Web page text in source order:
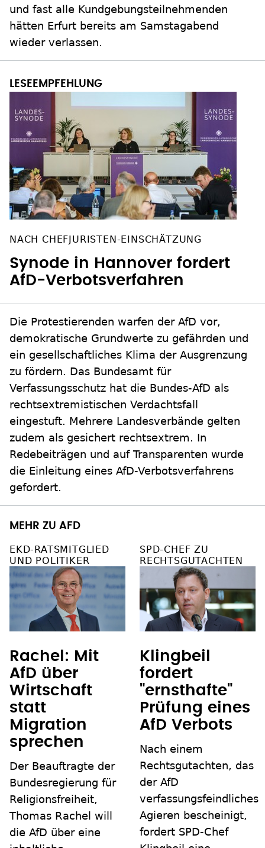
und fast alle Kundgebungsteilnehmenden
hätten Erfurt bereits am Samstagabend
wieder verlassen.
NACH CHEFJURISTEN-EINSCHÄTZUNG
Synode in Hannover fordert
AfD-Verbotsverfahren
Die Protestierenden warfen der AfD vor,
demokratische Grundwerte zu gefährden und
ein gesellschaftliches Klima der Ausgrenzung
zu fördern. Das Bundesamt für
Verfassungsschutz hat die Bundes-AfD als
rechtsextremistischen Verdachtsfall
eingestuft. Mehrere Landesverbände gelten
zudem als gesichert rechtsextrem. In
Redebeiträgen und auf Transparenten wurde
die Einleitung eines AfD-Verbotsverfahrens
gefordert.
MEHR ZU AFD
EKD-RATSMITGLIED
UND POLITIKER
Rachel: Mit
AfD über
Wirtschaft
statt
Migration
sprechen
Der Beauftragte der
Bundesregierung für
Religionsfreiheit,
Thomas Rachel will
die AfD über eine
SPD-CHEF ZU
RECHTSGUTACHTEN
Klingbeil
fordert
"ernsthafte"
Prüfung eines
AfD Verbots
Nach einem
Rechtsgutachten, das
der AfD
verfassungsfeindliches
Agieren bescheinigt,
fordert SPD-Chef